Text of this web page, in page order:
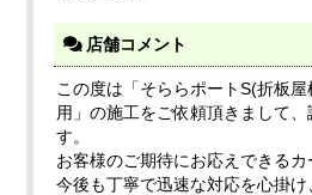
店舗コメント
この度は「そららポートS(折板
用」の施工をご依頼頂きまして
す。
お客様のご期待にお応えできるカ
今後も丁寧で迅速な対応を心掛